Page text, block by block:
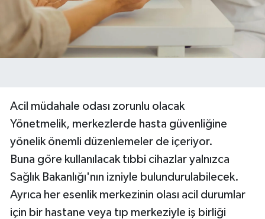
Acil müdahale odası zorunlu olacak
Yönetmelik, merkezlerde hasta güvenliğine
yönelik önemli düzenlemeler de içeriyor.
Buna göre kullanılacak tıbbi cihazlar yalnızca
Sağlık Bakanlığı'nın izniyle bulundurulabilecek.
Ayrıca her esenlik merkezinin olası acil durumlar
için bir hastane veya tıp merkeziyle iş birliği